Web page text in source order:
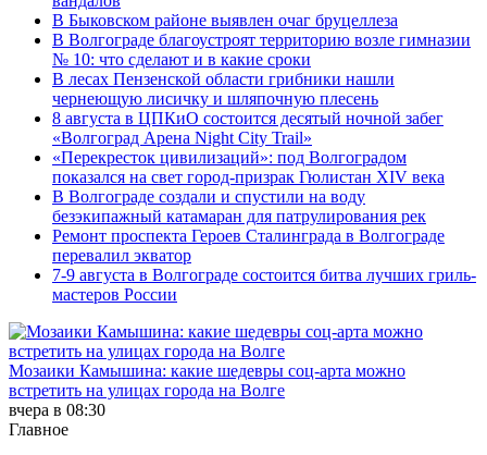
В Быковском районе выявлен очаг бруцеллеза
В Волгограде благоустроят территорию возле гимназии
№ 10: что сделают и в какие сроки
В лесах Пензенской области грибники нашли
чернеющую лисичку и шляпочную плесень
8 августа в ЦПКиО состоится десятый ночной забег
«Волгоград Арена Night City Trail»
«Перекресток цивилизаций»: под Волгоградом
показался на свет город-призрак Гюлистан XIV века
В Волгограде создали и спустили на воду
безэкипажный катамаран для патрулирования рек
Ремонт проспекта Героев Сталинграда в Волгограде
перевалил экватор
7-9 августа в Волгограде состоится битва лучших гриль-
мастеров России
Мозаики Камышина: какие шедевры соц-арта можно
встретить на улицах города на Волге
вчера в 08:30
Главное